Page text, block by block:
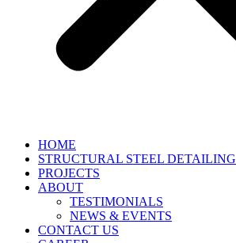
HOME
STRUCTURAL STEEL DETAILING
PROJECTS
ABOUT
TESTIMONIALS
NEWS & EVENTS
CONTACT US